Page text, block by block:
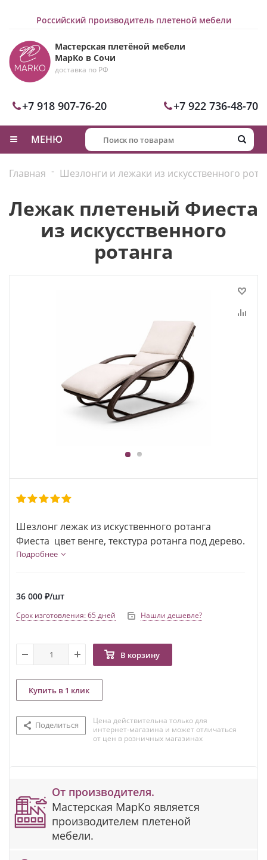
Российский производитель плетеной мебели
Мастерская плетёной мебели
МарКо в Сочи
доставка по РФ
+7 918 907-76-20 +7 922 736-48-70
МЕНЮ
Главная - Шезлонги и лежаки из искусственного
Лежак плетеный Фиеста
из искусственного
ротанга
1 2
Шезлонг лежак из искуственного ротанга
Фиеста цвет венге, текстура ротанга под дерево.
Подробнее
36 000 ₽/шт
Срок изготовления: 65 дней Нашли дешевле?
В корзину
Купить в 1 клик
Поделиться
Цена действительна только для
интернет-магазина и может отличаться
от цен в розничных магазинах
От производителя.
Мастерская МарКо является
производителем плетеной
мебели.